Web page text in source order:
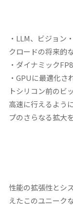
・LLM、ビジョン
クロードの将来的
・ダイナミック
・GPUに最適化さ
トシリコン前のビ
高速に行えるよう
プのさらなる拡大
性能の拡張性とシ
えたこのユニーク